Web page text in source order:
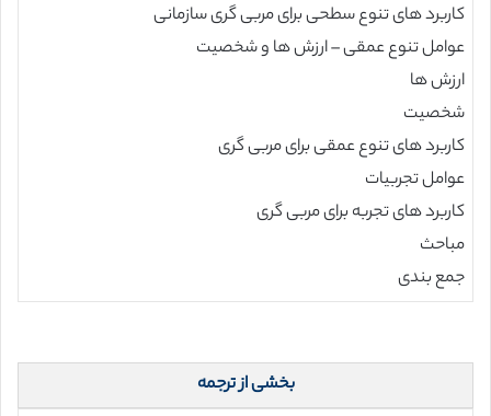
کاربرد های تنوع سطحی برای مربی گری سازمانی
عوامل تنوع عمقی – ارزش ها و شخصیت
ارزش ها
شخصیت
کاربرد های تنوع عمقی برای مربی گری
عوامل تجربیات
کاربرد های تجربه برای مربی گری
مباحث
جمع بندی
بخشی از ترجمه